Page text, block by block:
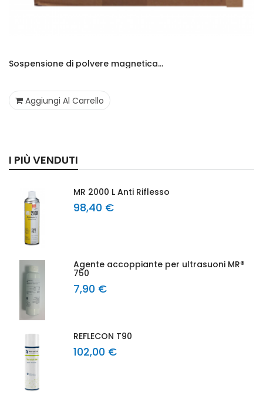
Sospensione di polvere magnetica...
Aggiungi Al Carrello
I PIÙ VENDUTI
MR 2000 L Anti Riflesso
98,40 €
Agente accoppiante per ultrasuoni MR®
750
7,90 €
REFLECON T90
102,00 €